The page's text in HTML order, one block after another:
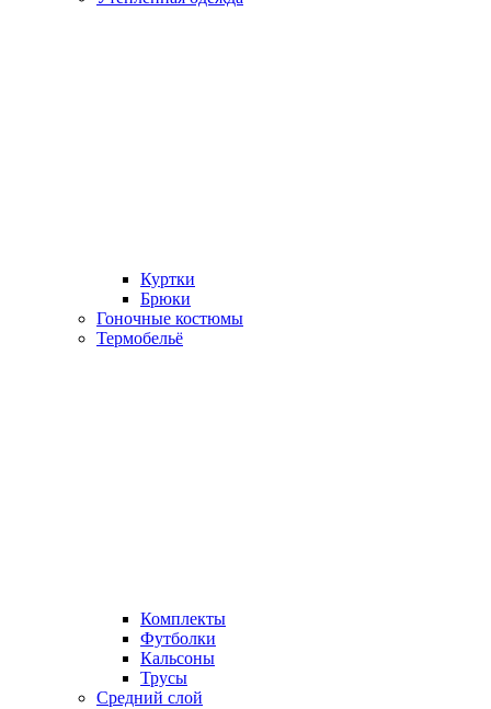
Куртки
Брюки
Гоночные костюмы
Термобельё
Комплекты
Футболки
Кальсоны
Трусы
Средний слой